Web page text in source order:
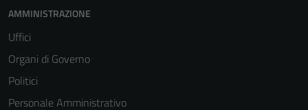
AMMINISTRAZIONE
Uffici
Organi di Governo
Politici
Personale Amministrativo